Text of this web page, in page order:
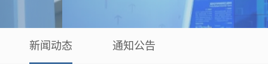
新闻动态 通知公告